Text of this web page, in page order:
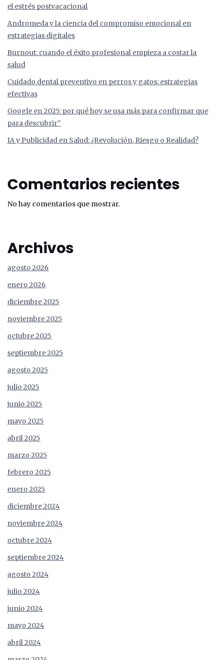
el estrés postvacacional
Andromeda y la ciencia del compromiso emocional en
estrategias digitales
Burnout: cuando el éxito profesional empieza a costar la
salud
Cuidado dental preventivo en perros y gatos: estrategias
efectivas
Google en 2025: por qué hoy se usa más para confirmar que
para descubrir”
IA y Publicidad en Salud: ¿Revolución, Riesgo o Realidad?
Comentarios recientes
No hay comentarios que mostrar.
Archivos
agosto 2026
enero 2026
diciembre 2025
noviembre 2025
octubre 2025
septiembre 2025
agosto 2025
julio 2025
junio 2025
mayo 2025
abril 2025
marzo 2025
febrero 2025
enero 2025
diciembre 2024
noviembre 2024
octubre 2024
septiembre 2024
agosto 2024
julio 2024
junio 2024
mayo 2024
abril 2024